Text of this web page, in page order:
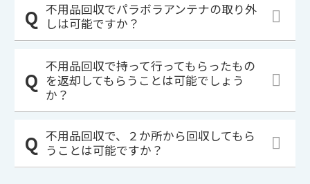
不用品回収でパラボラアンテナの取り外
しは可能ですか？
不用品回収で持って行ってもらったもの
を返却してもらうことは可能でしょう
か？
不用品回収で、２か所から回収してもら
うことは可能ですか？